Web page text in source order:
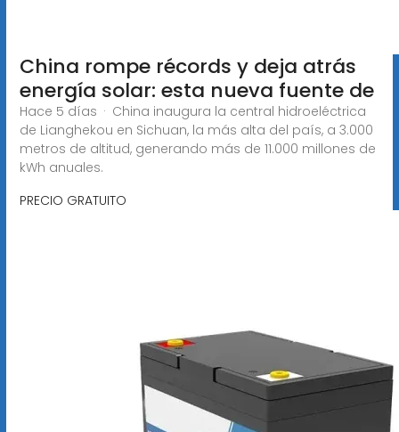
China rompe récords y deja atrás
energía solar: esta nueva fuente de
Hace 5 días · China inaugura la central hidroeléctrica
de Lianghekou en Sichuan, la más alta del país, a 3.000
metros de altitud, generando más de 11.000 millones de
kWh anuales.
PRECIO GRATUITO